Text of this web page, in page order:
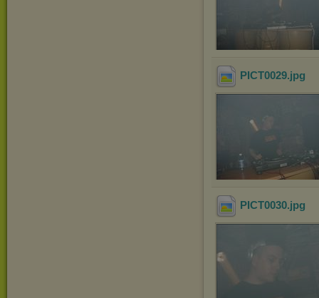
PICT0029.jpg
PICT0030.jpg